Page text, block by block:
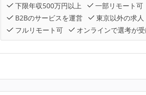
下限年収500万円以上 一部リモート可
B2Bのサービスを運営
東京以外の求人
フルリモート可
オンラインで選考が受